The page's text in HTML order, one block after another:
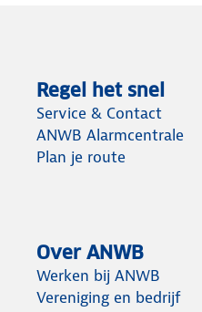
Regel het snel
Service & Contact
ANWB Alarmcentrale
Plan je route
Over ANWB
Werken bij ANWB
Vereniging en bedrijf